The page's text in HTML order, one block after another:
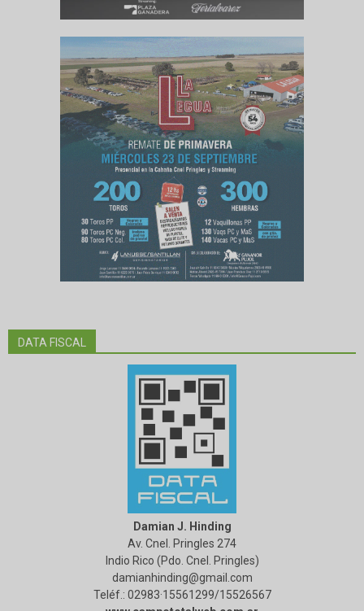
DATA FISCAL
Damian J. Hinding
Av. Cnel. Pringles 274
Indio Rico (Pdo. Cnel. Pringles)
damianhinding@gmail.com
Teléf.: 02983·15561299/15526567